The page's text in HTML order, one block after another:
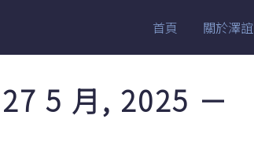
首頁 關於澤誼
5 月, 2025 －